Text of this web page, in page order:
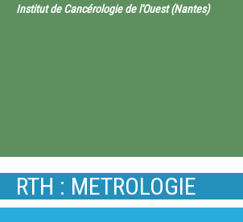
Institut de Cancérologie de l'Ouest (Nantes)
RTH : METROLOGIE